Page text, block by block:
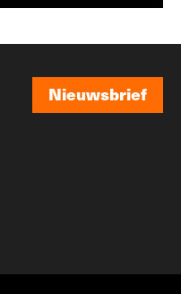
Nieuwsbrief